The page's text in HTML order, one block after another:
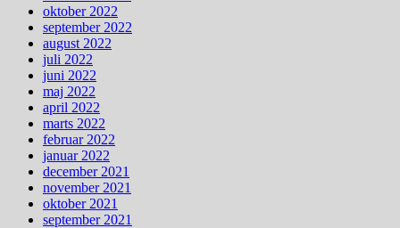
oktober 2022
september 2022
august 2022
juli 2022
juni 2022
maj 2022
april 2022
marts 2022
februar 2022
januar 2022
december 2021
november 2021
oktober 2021
september 2021